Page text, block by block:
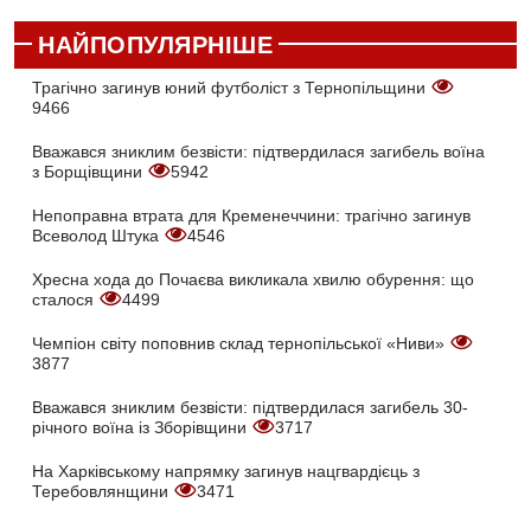
НАЙПОПУЛЯРНІШЕ
Трагічно загинув юний футболіст з Тернопільщини
9466
Вважався зниклим безвісти: підтвердилася загибель воїна
з Борщівщини
5942
Непоправна втрата для Кременеччини: трагічно загинув
Всеволод Штука
4546
Хресна хода до Почаєва викликала хвилю обурення: що
сталося
4499
Чемпіон світу поповнив склад тернопільської «Ниви»
3877
Вважався зниклим безвісти: підтвердилася загибель 30-
річного воїна із Зборівщини
3717
На Харківському напрямку загинув нацгвардієць з
Теребовлянщини
3471